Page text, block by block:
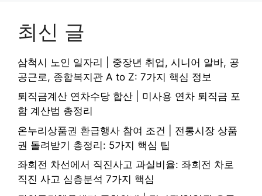
최신 글
삼척시 노인 일자리 | 중장년 취업, 시니어 알바, 공
공근로, 종합복지관 A to Z: 7가지 핵심 정보
퇴직금계산 연차수당 합산 | 미사용 연차 퇴직금 포
함 계산법 총정리
온누리상품권 환급행사 참여 조건 | 전통시장 상품
권 돌려받기 총정리: 5가지 핵심 팁
좌회전 차선에서 직진사고 과실비율: 좌회전 차로
직진 사고 심층분석 7가지 핵심